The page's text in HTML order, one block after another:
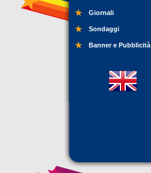
Giornali
Sondaggi
Banner e Pubblicità